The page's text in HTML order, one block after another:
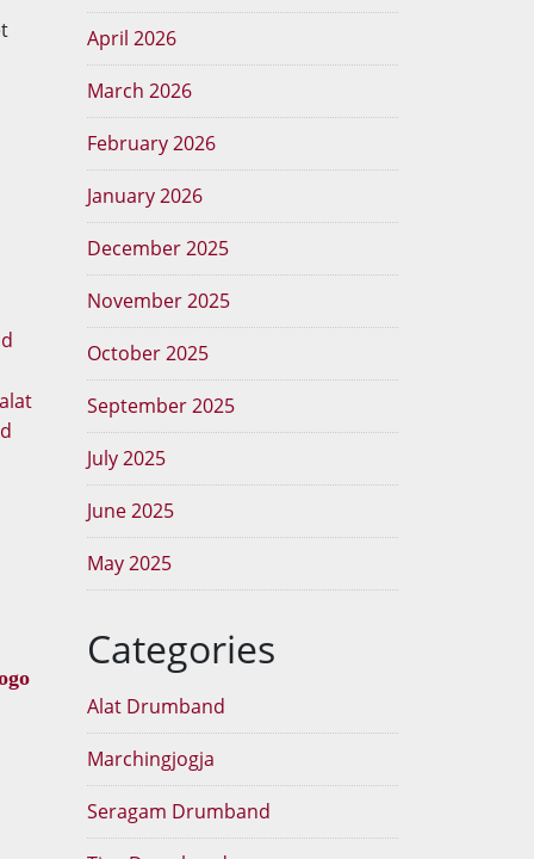
April 2026
March 2026
February 2026
January 2026
December 2025
November 2025
October 2025
September 2025
July 2025
June 2025
May 2025
Categories
Alat Drumband
Marchingjogja
Seragam Drumband